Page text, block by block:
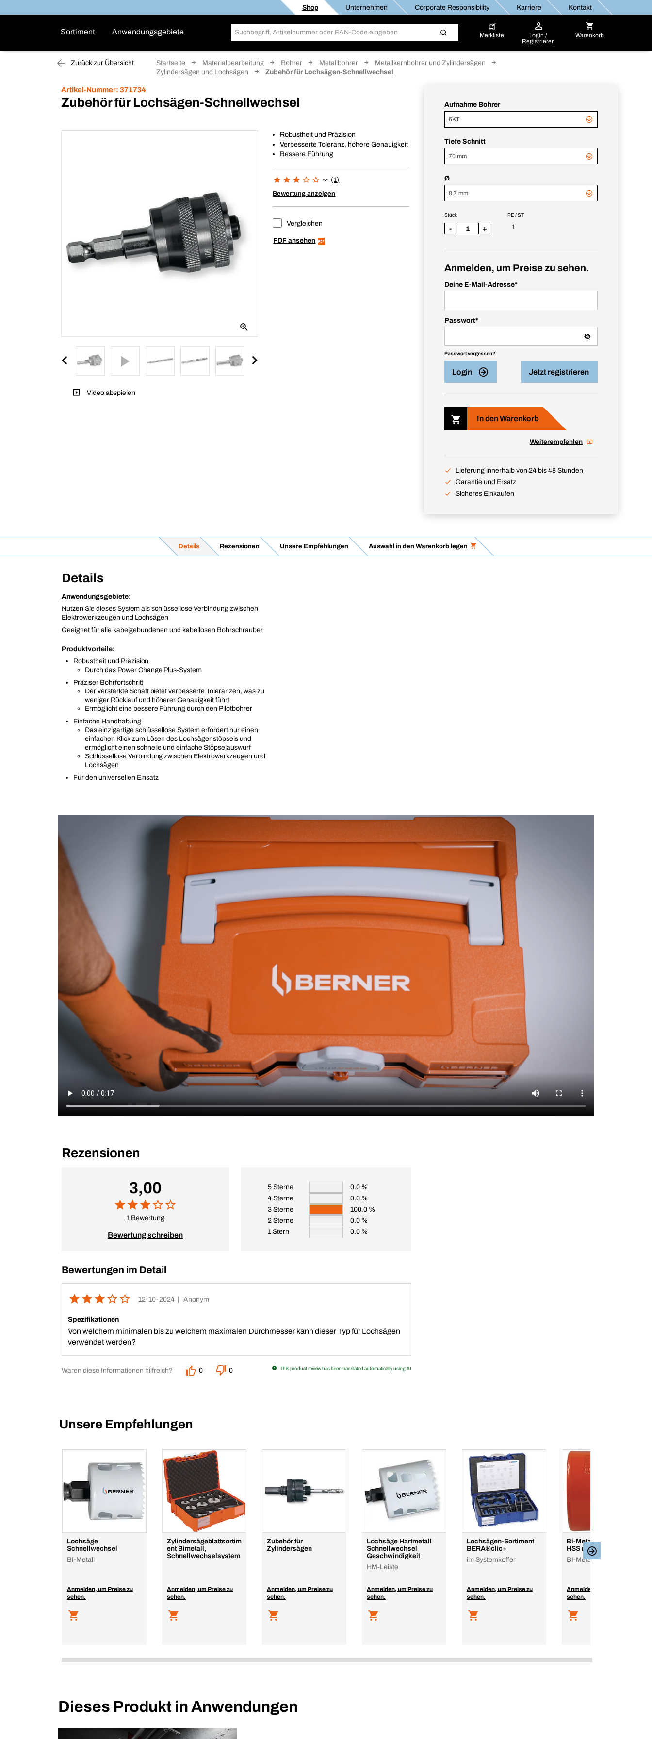
Shop Unternehmen Corporate Responsibility Karriere Kontakt
Sortiment Anwendungsgebiete Merkliste
Login /
Registrieren
Warenkorb
Zurück zur Übersicht Startseite Materialbearbeitung Bohrer Metallbohrer
Metallkernbohrer und Zylindersägen
Zylindersägen und Lochsägen
Zubehör für Lochsägen-Schnellwechsel
Artikel-Nummer: 371734
Zubehör für Lochsägen-Schnellwechsel
Video abspielen
Robustheit und Präzision
Verbesserte Toleranz, höhere Genauigkeit
Bessere Führung
(1)
Bewertung anzeigen
Vergleichen
PDF ansehen
Aufnahme Bohrer
6KT
Tiefe Schnitt
70 mm
Ø
8,7 mm
PE / ST
1
Stück
- +
Anmelden, um Preise zu sehen.
Deine E-Mail-Adresse*
Passwort*
Passwort vergessen?
Login Jetzt registrieren
In den Warenkorb
Weiterempfehlen
Lieferung innerhalb von 24 bis 48 Stunden
Garantie und Ersatz
Sicheres Einkaufen
Details Rezensionen Unsere Empfehlungen Auswahl in den Warenkorb legen
Details
Anwendungsgebiete:
Nutzen Sie dieses System als schlüssellose Verbindung zwischen
Elektrowerkzeugen und Lochsägen
Geeignet für alle kabelgebundenen und kabellosen Bohrschrauber
Produktvorteile:
Robustheit und Präzision
Durch das Power Change Plus-System
Präziser Bohrfortschritt
Der verstärkte Schaft bietet verbesserte Toleranzen, was zu
weniger Rücklauf und höherer Genauigkeit führt
Ermöglicht eine bessere Führung durch den Pilotbohrer
Einfache Handhabung
Das einzigartige schlüssellose System erfordert nur einen
einfachen Klick zum Lösen des Lochsägenstöpsels und
ermöglicht einen schnelle und einfache Stöpselauswurf
Schlüssellose Verbindung zwischen Elektrowerkzeugen und
Lochsägen
Für den universellen Einsatz
Rezensionen
3,00
1 Bewertung
Bewertung schreiben
5 Sterne
0.0 %
4 Sterne
0.0 %
3 Sterne
100.0 %
2 Sterne
0.0 %
1 Stern
0.0 %
Bewertungen im Detail
12-10-2024 | Anonym
Spezifikationen
Von welchem minimalen bis zu welchem maximalen Durchmesser kann dieser Typ für Lochsägen
verwendet werden?
Waren diese Informationen hilfreich? 0 0 This product review has been translated automatically using AI
Unsere Empfehlungen
Lochsäge
Schnellwechsel
BI-Metall
Anmelden, um Preise zu
sehen.
Zylindersägeblattsortim
ent Bimetall,
Schnellwechselsystem
Anmelden, um Preise zu
sehen.
Zubehör für
Zylindersägen
Anmelden, um Preise zu
sehen.
Lochsäge Hartmetall
Schnellwechsel
Geschwindigkeit
HM-Leiste
Anmelden, um Preise zu
sehen.
Lochsägen-Sortiment
BERA®clic+
im Systemkoffer
Anmelden, um Preise zu
sehen.
Bi-Metall Lochsäge
HSS mit 8% Kobalt
BI-Metall, HSS-CO 8
Anmelden, um Preise zu
sehen.
Dieses Produkt in Anwendungen